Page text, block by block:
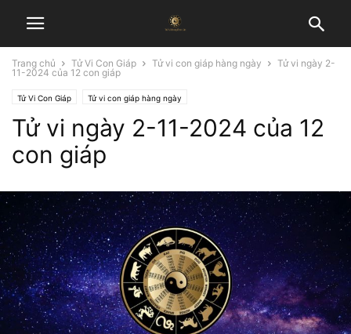
Trang chủ Tử Vi Con Giáp Tử vi con giáp hàng ngày
Tử vi ngày 2-
11-2024 của 12 con giáp
Tử Vi Con Giáp Tử vi con giáp hàng ngày
Tử vi ngày 2-11-2024 của 12
con giáp